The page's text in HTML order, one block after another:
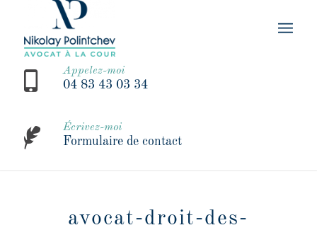
Appelez-moi
04 83 43 03 34
Écrivez-moi
Formulaire de contact
avocat-droit-des-